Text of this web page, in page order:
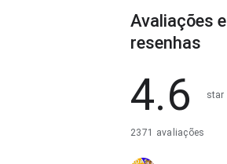
Avaliações e
resenhas
4.6 star
2371 avaliações